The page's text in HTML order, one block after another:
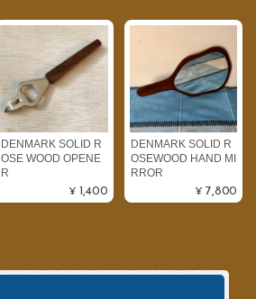
DENMARK SOLID R
OSE WOOD OPENE
R
¥1,400
DENMARK SOLID R
OSEWOOD HAND MI
RROR
¥7,800